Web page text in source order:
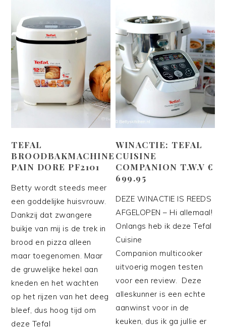
TEFAL
BROODBAKMACHINE
PAIN DORE PF2101
Betty wordt steeds meer
een goddelijke huisvrouw.
Dankzij dat zwangere
buikje van mij is de trek in
brood en pizza alleen
maar toegenomen. Maar
de gruwelijke hekel aan
kneden en het wachten
op het rijzen van het deeg
bleef, dus hoog tijd om
deze Tefal
WINACTIE: TEFAL
CUISINE
COMPANION T.W.V €
699.95
DEZE WINACTIE IS REEDS
AFGELOPEN – Hi allemaal!
Onlangs heb ik deze Tefal
Cuisine
Companion multicooker
uitvoerig mogen testen
voor een review. Deze
alleskunner is een echte
aanwinst voor in de
keuken, dus ik ga jullie er